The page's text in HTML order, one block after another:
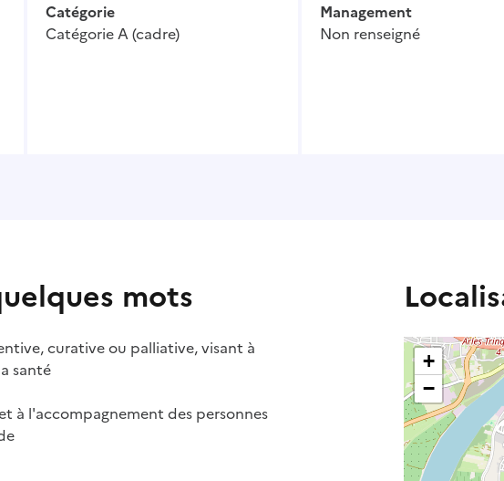
Catégorie
Catégorie A (cadre)
Management
Non renseigné
mots
curative ou palliative, visant à
santé
à l'accompagnement des personnes
+
−